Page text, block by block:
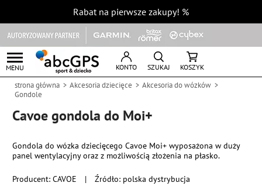
Rabat na pierwsze zakupy! %
MENU KONTO SZUKAJ KOSZYK
strona główna Akcesoria dziecięce
Akcesoria do wózków
Gondole
Cavoe gondola do Moi+
Producent:CAVOE | Źródło: polska dystrybucja
Gondola do wózka dziecięcego Cavoe Moi+ wyposażona w duży
panel wentylacyjny oraz z możliwością złożenia na płasko.